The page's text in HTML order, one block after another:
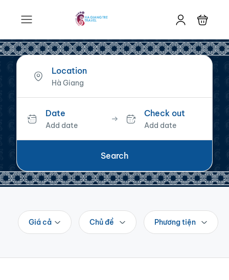
Location
Date
Add date
Check out
Add date
Search
Giá cả Chủ đề Phương tiện